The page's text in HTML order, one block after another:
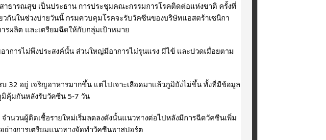
ธารณสุข เป็นประธาน การประชุมคณะกรรมการโรคติดต่อแห่งขาติ ครั้งที่
กันในช่วงบ่ายวันนี้ กรมควบคุมโรคจะรับวัคซีนของบริษัทแอสตร้าเซนิกา
รผลิต และเตรียมฉีดให้กับกลุ่มเป้าหมาย
การไม่พึงประสงค์นั้น ส่วนใหญ่มีอาการไม่รุนแรง มีไข้ และปวดเมื่อยตาม
32 อยู่ เจริญอาหารมากขึ้น แต่ไปเจาะเลือดมาแล้วภูมิยังไม่ขึ้น ทั้งที่มีข้อมูล
คุ้มกันหลังรับวัคซีน 5-7 วัน
ำนวนผู้ติดเชื้อรายใหม่เริ่มลดลงดังนั้นแนวทางต่อไปหลังมีการฉีดวัคซีนเพิ่ม
างการเตรียมแนวทางจัดทำวัคซีนพาสปอร์ต